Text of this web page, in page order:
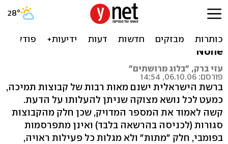
סוף סוף: אינדקס לקבוצות
תמיכה מקוונות בישראל
None
עזי ברק, "בלוג מרושתים"
פורסם: 06.10.06, 14:54
ברשת הישראלית ישנם מאות רבות של קבוצות תמיכה,
כמעט לכל נושא מצוקה שניתן להעלותו על הדעת.
קשה לאמוד את המספר המדויק, שכן חלק מהקבוצות
סגורות (לכניסה בהרשאה בלבד) ואינן מתפרסמות
בפומבי, חלק "מתות" ולא מגלות כל פעילות ראויה,